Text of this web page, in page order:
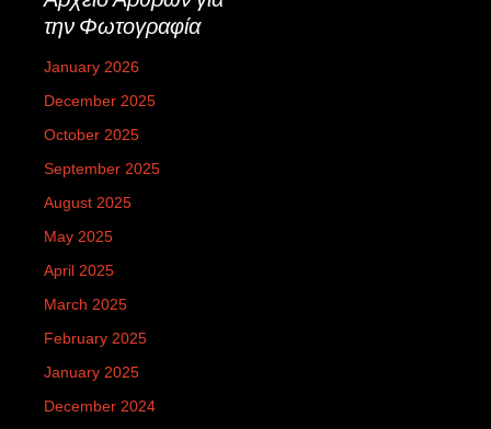
την Φωτογραφία
January 2026
December 2025
October 2025
September 2025
August 2025
May 2025
April 2025
March 2025
February 2025
January 2025
December 2024